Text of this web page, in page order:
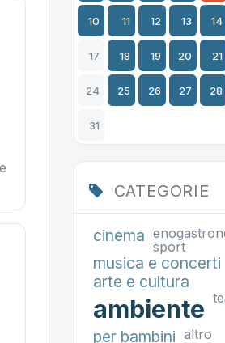
10 11 12 13 14
17 18 19 20 21
24 25 26 27 28
31
CATEGORIE
cinema
sport
musica e concerti
arte e cultura
ambiente
per bambini altro